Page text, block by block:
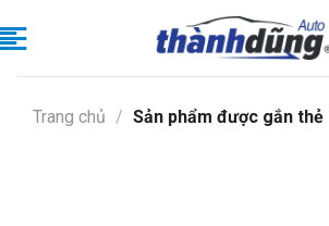
to
Trang chủ / Sản phẩm được gắn thẻ